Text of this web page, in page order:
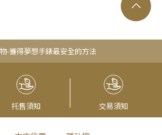
-獲得夢想手錶最安全的方法
托售須知 交易須知